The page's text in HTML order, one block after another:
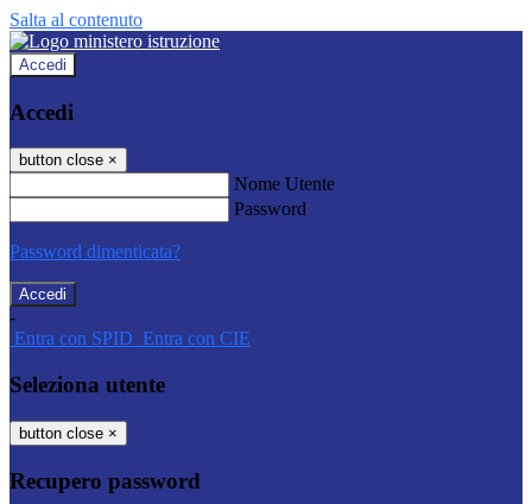
Salta al contenuto
Accedi
Accedi
button close ×
Nome Utente
Password
Password dimenticata?
-
Entra con SPID Entra con CIE
Seleziona utente
button close ×
Recupero password